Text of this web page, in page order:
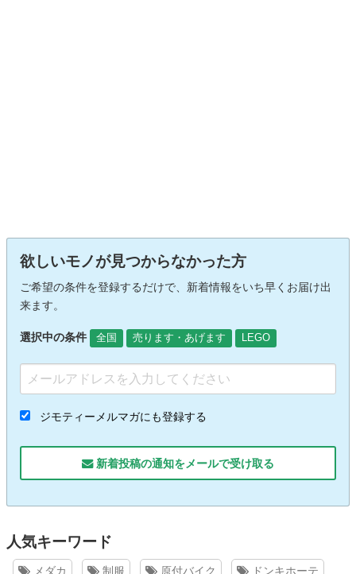
欲しいモノが見つからなかった方
ご希望の条件を登録するだけで、新着情報をいち早くお届け出
来ます。
選択中の条件 全国 売ります・あげます LEGO
ジモティーメルマガにも登録する
新着投稿の通知をメールで受け取る
人気キーワード
メダカ 制服 原付バイク ドンキホーテ